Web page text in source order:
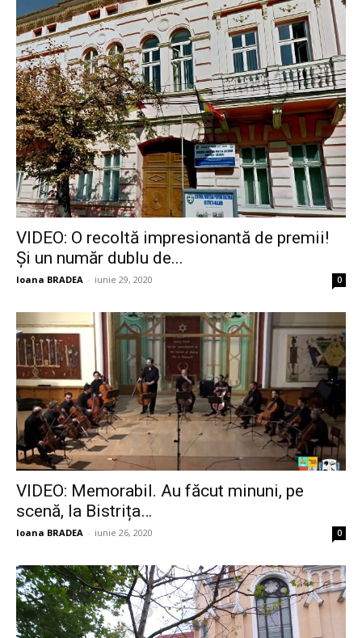
VIDEO: O recoltă impresionantă de premii!
Și un număr dublu de...
Ioana BRADEA - iunie 29, 2020 0
VIDEO: Memorabil. Au făcut minuni, pe
scenă, la Bistrița…
Ioana BRADEA - iunie 26, 2020 0